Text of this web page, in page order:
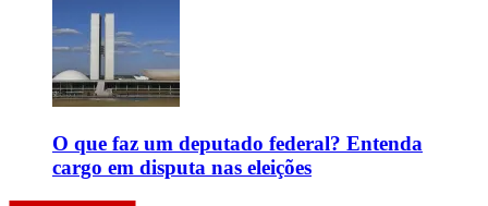
O que faz um deputado federal? Entenda
cargo em disputa nas eleições